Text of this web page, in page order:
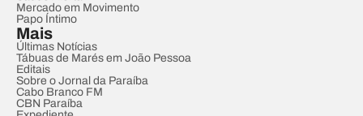
Mercado em Movimento
Papo Íntimo
Mais
Últimas Notícias
Tábuas de Marés em João Pessoa
Editais
Sobre o Jornal da Paraíba
Cabo Branco FM
CBN Paraíba